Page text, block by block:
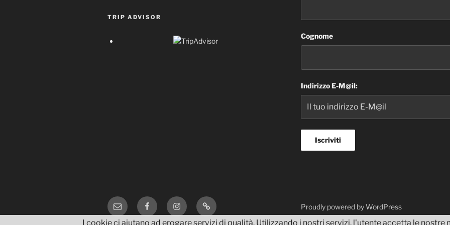
TRIP ADVISOR
Cognome
Indirizzo E-M@il:
Email FacebookInstagramTripAdvisor Proudly powered by WordPress
I cookie ci aiutano ad erogare servizi di qualità. Utilizzando i nostri servizi, l'utente accetta le nostre